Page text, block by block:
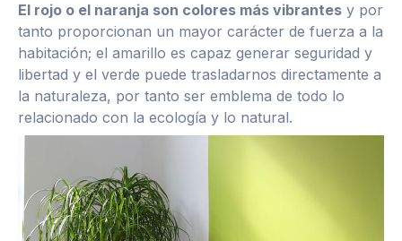
El rojo o el naranja son colores más vibrantes y por
tanto proporcionan un mayor carácter de fuerza a la
habitación; el amarillo es capaz generar seguridad y
libertad y el verde puede trasladarnos directamente a
la naturaleza, por tanto ser emblema de todo lo
relacionado con la ecología y lo natural.